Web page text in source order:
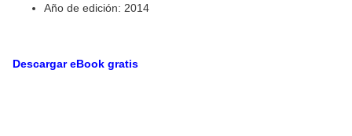
Año de edición: 2014
Descargar eBook gratis